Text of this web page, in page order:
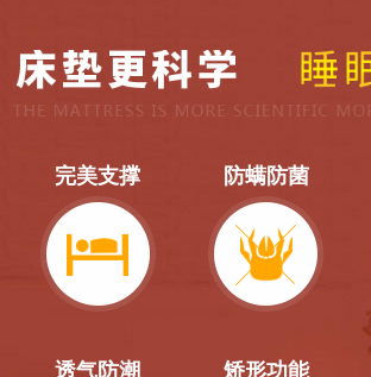
完美支撑 防螨防菌
透气防潮 矫形功能